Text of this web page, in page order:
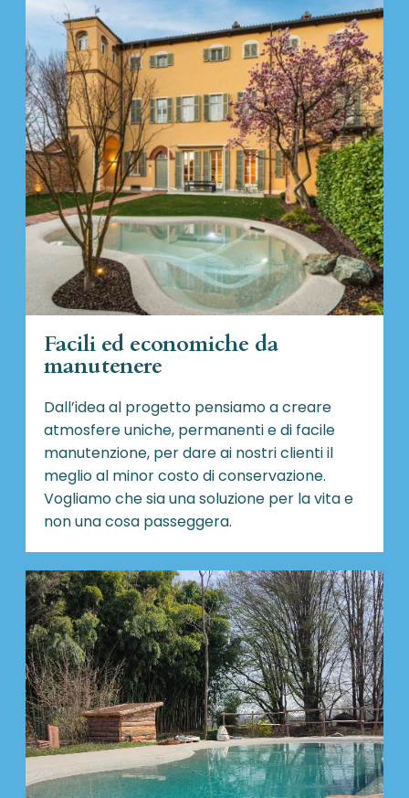
Facili ed economiche da
manutenere
Dall’idea al progetto pensiamo a creare
atmosfere uniche, permanenti e di facile
manutenzione, per dare ai nostri clienti il
meglio al minor costo di conservazione.
Vogliamo che sia una soluzione per la vita e
non una cosa passeggera.